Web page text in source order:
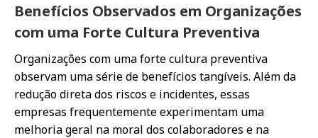
Benefícios Observados em Organizações
com uma Forte Cultura Preventiva
Organizações com uma forte cultura preventiva
observam uma série de benefícios tangíveis. Além da
redução direta dos riscos e incidentes, essas
empresas frequentemente experimentam uma
melhoria geral na moral dos colaboradores e na